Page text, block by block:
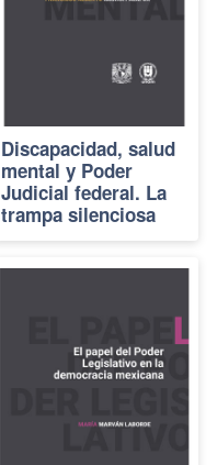
Discapacidad, salud
mental y Poder
Judicial federal. La
trampa silenciosa